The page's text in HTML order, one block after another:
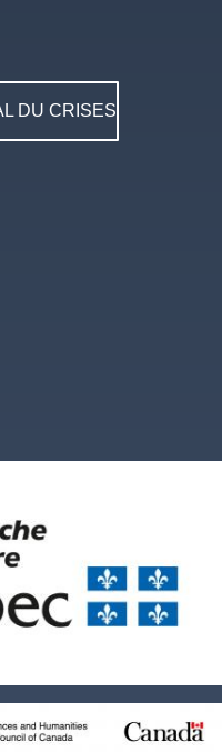
DU CRISES